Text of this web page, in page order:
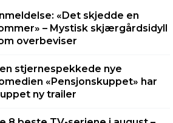
«Det skjedde en
– Mystisk skjærgårdsidyll
overbeviser
stjernespekkede nye
«Pensjonskuppet» har
ny trailer